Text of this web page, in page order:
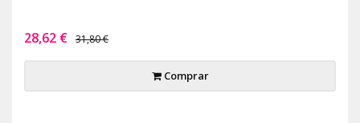
28,62 € 31,80 €
Comprar